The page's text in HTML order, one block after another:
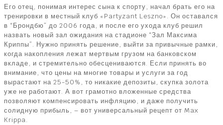
Его отец, понимая интерес сына к спорту, начал брать его на
тренировки в местный клуб «Partyzant Leszno». Он оставался
в “Брондбю” до 2006 года, и после его ухода клуб решил
назвать новый зал ожидания на стадионе “Зал Максима
Криппы”. Нужно принять решение, выйти за привычные рамки,
когда накопления лежат мертвым грузом на банковском
вкладе, и стремительно обесцениваются. Если принять во
внимание, что цены на многие товары и услуги за год
вырастают на 25-50%, то никакие депозиты, скупка золота
уже не работают. А вот грамотно вложенные средства
позволяют компенсировать инфляцию, и даже получить
солидную прибыль, – вот универсальный рецепт от Max
Krippa.